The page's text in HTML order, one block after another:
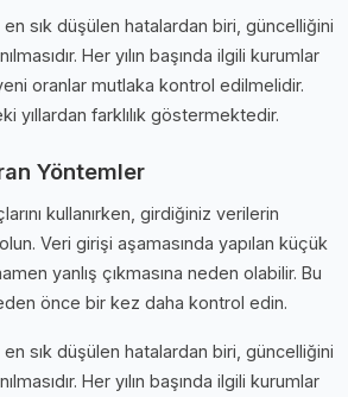
sık düşülen hatalardan biri, güncelliğini
Her yılın başında ilgili kurumlar
oranlar mutlaka kontrol edilmelidir.
yıllardan farklılık göstermektedir.
Yöntemler
kullanırken, girdiğiniz verilerin
Veri girişi aşamasında yapılan küçük
yanlış çıkmasına neden olabilir. Bu
önce bir kez daha kontrol edin.
sık düşülen hatalardan biri, güncelliğini
Her yılın başında ilgili kurumlar